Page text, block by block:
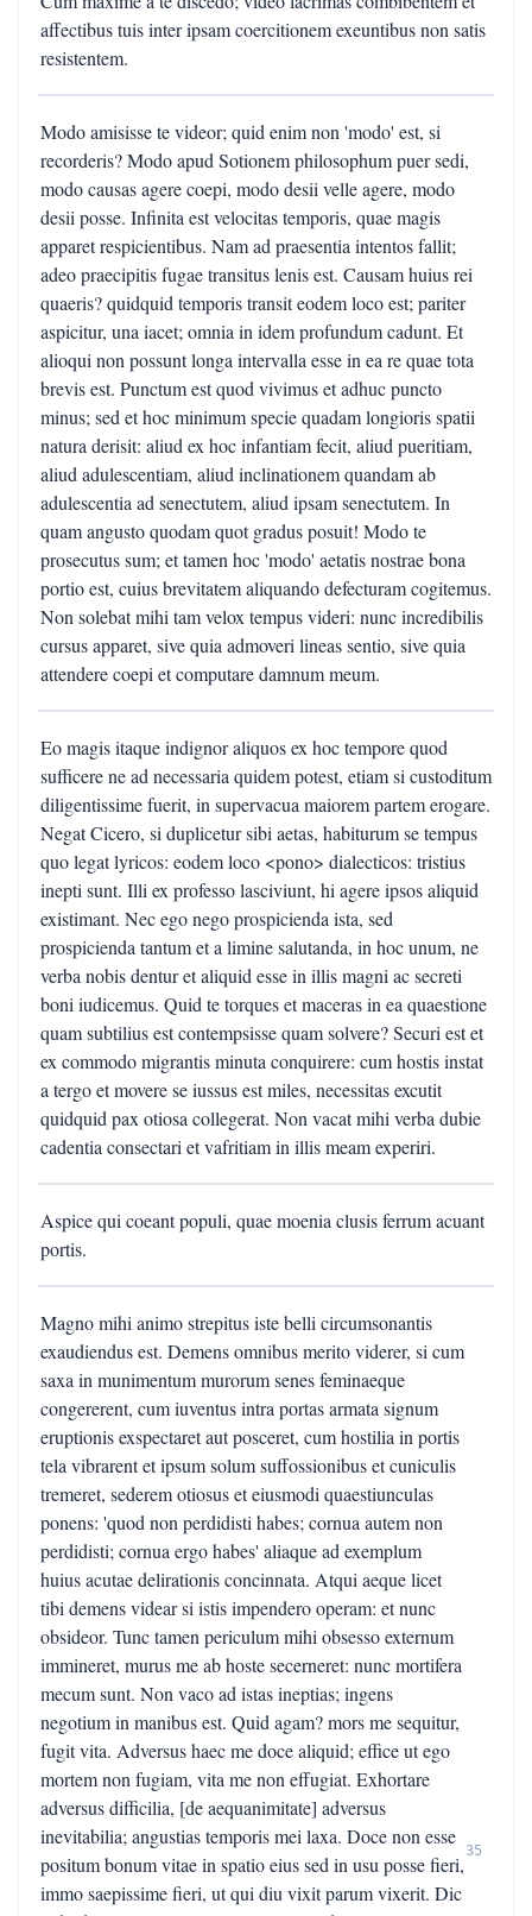
affectibus tuis inter ipsam coercitionem exeuntibus non satis
resistentem.
Modo amisisse te videor; quid enim non 'modo' est, si
recorderis? Modo apud Sotionem philosophum puer sedi,
modo causas agere coepi, modo desii velle agere, modo
desii posse. Infinita est velocitas temporis, quae magis
apparet respicientibus. Nam ad praesentia intentos fallit;
adeo praecipitis fugae transitus lenis est. Causam huius rei
quaeris? quidquid temporis transit eodem loco est; pariter
aspicitur, una iacet; omnia in idem profundum cadunt. Et
alioqui non possunt longa intervalla esse in ea re quae tota
brevis est. Punctum est quod vivimus et adhuc puncto
minus; sed et hoc minimum specie quadam longioris spatii
natura derisit: aliud ex hoc infantiam fecit, aliud pueritiam,
aliud adulescentiam, aliud inclinationem quandam ab
adulescentia ad senectutem, aliud ipsam senectutem. In
quam angusto quodam quot gradus posuit! Modo te
prosecutus sum; et tamen hoc 'modo' aetatis nostrae bona
portio est, cuius brevitatem aliquando defecturam cogitemus.
Non solebat mihi tam velox tempus videri: nunc incredibilis
cursus apparet, sive quia admoveri lineas sentio, sive quia
attendere coepi et computare damnum meum.
Eo magis itaque indignor aliquos ex hoc tempore quod
sufficere ne ad necessaria quidem potest, etiam si custoditum
diligentissime fuerit, in supervacua maiorem partem erogare.
Negat Cicero, si duplicetur sibi aetas, habiturum se tempus
quo legat lyricos: eodem loco <pono> dialecticos: tristius
inepti sunt. Illi ex professo lasciviunt, hi agere ipsos aliquid
existimant. Nec ego nego prospicienda ista, sed
prospicienda tantum et a limine salutanda, in hoc unum, ne
verba nobis dentur et aliquid esse in illis magni ac secreti
boni iudicemus. Quid te torques et maceras in ea quaestione
quam subtilius est contempsisse quam solvere? Securi est et
ex commodo migrantis minuta conquirere: cum hostis instat
a tergo et movere se iussus est miles, necessitas excutit
quidquid pax otiosa collegerat. Non vacat mihi verba dubie
cadentia consectari et vafritiam in illis meam experiri.
Aspice qui coeant populi, quae moenia clusis ferrum acuant
portis.
Magno mihi animo strepitus iste belli circumsonantis
exaudiendus est. Demens omnibus merito viderer, si cum
saxa in munimentum murorum senes feminaeque
congererent, cum iuventus intra portas armata signum
eruptionis exspectaret aut posceret, cum hostilia in portis
tela vibrarent et ipsum solum suffossionibus et cuniculis
tremeret, sederem otiosus et eiusmodi quaestiunculas
ponens: 'quod non perdidisti habes; cornua autem non
perdidisti; cornua ergo habes' aliaque ad exemplum
huius acutae delirationis concinnata. Atqui aeque licet
tibi demens videar si istis impendero operam: et nunc
obsideor. Tunc tamen periculum mihi obsesso externum
immineret, murus me ab hoste secerneret: nunc mortifera
mecum sunt. Non vaco ad istas ineptias; ingens
negotium in manibus est. Quid agam? mors me sequitur,
fugit vita. Adversus haec me doce aliquid; effice ut ego
mortem non fugiam, vita me non effugiat. Exhortare
adversus difficilia, [de aequanimitate] adversus
inevitabilia; angustias temporis mei laxa. Doce non esse
positum bonum vitae in spatio eius sed in usu posse fieri,
immo saepissime fieri, ut qui diu vixit parum vixerit. Dic
35